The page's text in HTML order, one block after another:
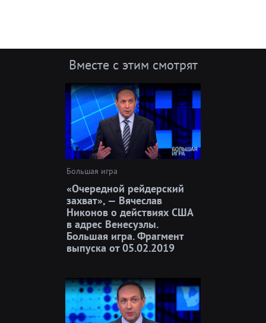
Вместе с этим смотрят
Большая игра
«Очередной рейдерский
захват», — Вячеслав
Никонов о действиях США
в адрес Венесуэлы.
Большая игра. Фрагмент
выпуска от 05.02.2019